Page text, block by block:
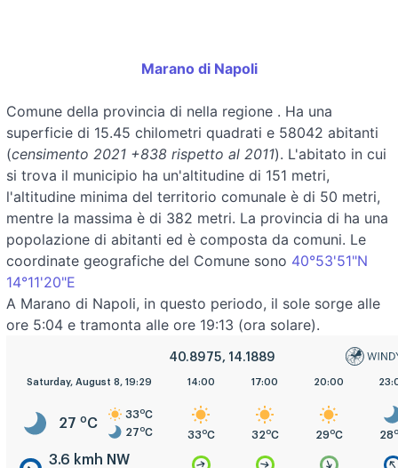
Marano di Napoli
Comune della provincia di nella regione . Ha una
superficie di 15.45 chilometri quadrati e 58042 abitanti
(censimento 2021 +838 rispetto al 2011). L'abitato in cui
si trova il municipio ha un'altitudine di 151 metri,
l'altitudine minima del territorio comunale è di 50 metri,
mentre la massima è di 382 metri. La provincia di ha una
popolazione di abitanti ed è composta da comuni. Le
coordinate geografiche del Comune sono 40°53'51"N
14°11'20"E
A Marano di Napoli, in questo periodo, il sole sorge alle
ore 5:04 e tramonta alle ore 19:13 (ora solare).
40.8975, 14.1889
Saturday, August 8, 19:29
27 oC
33 oC
27 oC
3.6 kmh NW
8:00 11:00
31oC
14:00
33 oC
17:00
32 oC
20:00
29oC 28 o